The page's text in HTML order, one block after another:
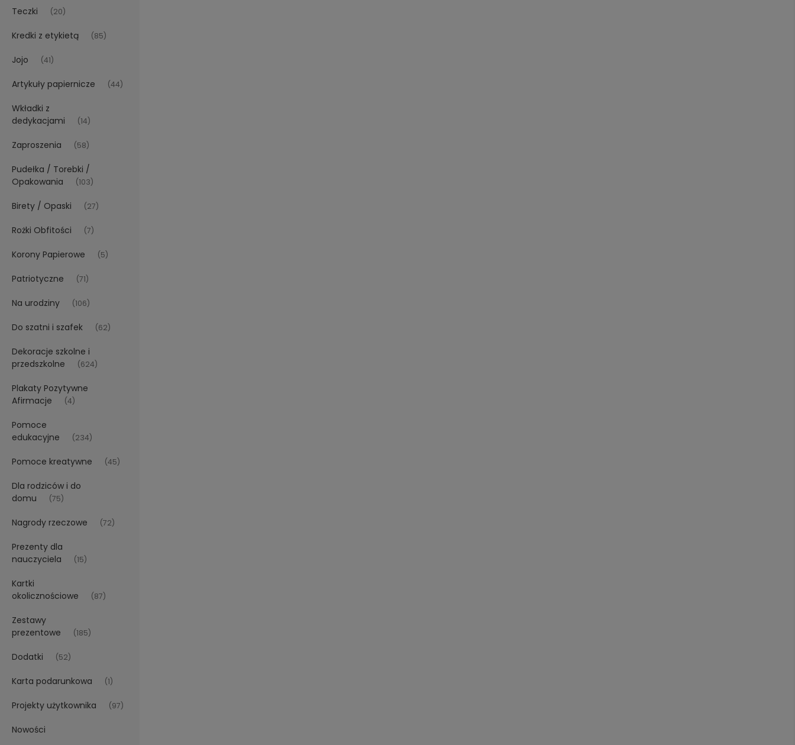
Teczki (20)
Kredki z etykietą (85)
Jojo (41)
Artykuły papiernicze (44)
Wkładki z
dedykacjami
(14)
Zaproszenia (58)
Pudełka / Torebki /
Opakowania
(103)
Birety / Opaski (27)
Rożki Obfitości (7)
Korony Papierowe (5)
Patriotyczne (71)
Na urodziny (106)
Do szatni i szafek (62)
Dekoracje szkolne i
przedszkolne
(624)
Plakaty Pozytywne
Afirmacje
(4)
Pomoce
edukacyjne
(234)
Pomoce kreatywne (45)
Dla rodziców i do
domu
(75)
Nagrody rzeczowe (72)
Prezenty dla
nauczyciela
(15)
Kartki
okolicznościowe
(87)
Zestawy
prezentowe
(185)
Dodatki (52)
Karta podarunkowa (1)
Projekty użytkownika (97)
Nowości